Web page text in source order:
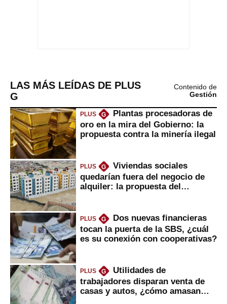
LAS MÁS LEÍDAS DE PLUS
G
Contenido de
Gestión
PLUS G
Plantas procesadoras de
oro en la mira del Gobierno: la
propuesta contra la minería ilegal
PLUS G
Viviendas sociales
quedarían fuera del negocio de
alquiler: la propuesta del
PLUS G
Dos nuevas financieras
tocan la puerta de la SBS, ¿cuál
es su conexión con cooperativas?
PLUS G
Utilidades de
trabajadores disparan venta de
casas y autos, ¿cómo amasan